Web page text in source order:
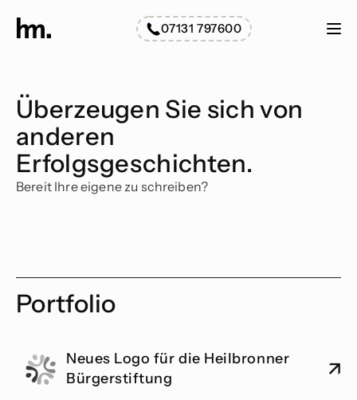
07131 797600
Überzeugen Sie sich von
anderen
Erfolgsgeschichten.
Bereit Ihre eigene zu schreiben?
Portfolio
Neues Logo für die Heilbronner
Bürgerstiftung
↗